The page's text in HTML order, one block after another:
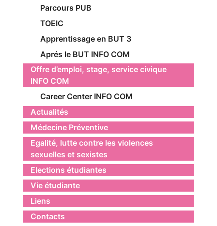
Parcours PUB
TOEIC
Apprentissage en BUT 3
Aprés le BUT INFO COM
Offre d’emploi, stage, service civique
INFO COM
Career Center INFO COM
Actualités
Médecine Préventive
Egalité, lutte contre les violences
sexuelles et sexistes
Elections étudiantes
Vie étudiante
Liens
Contacts